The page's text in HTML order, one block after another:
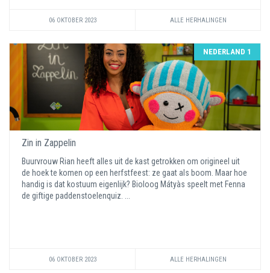
06 OKTOBER 2023 ALLE HERHALINGEN
NEDERLAND 1
Zin in Zappelin
Buurvrouw Rian heeft alles uit de kast getrokken om origineel uit
de hoek te komen op een herfstfeest: ze gaat als boom. Maar hoe
handig is dat kostuum eigenlijk? Bioloog Mátyàs speelt met Fenna
de giftige paddenstoelenquiz. ...
06 OKTOBER 2023 ALLE HERHALINGEN